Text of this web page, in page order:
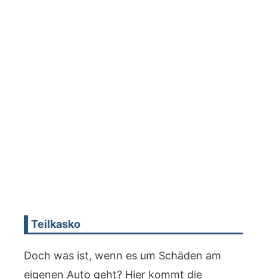
Teilkasko
Doch was ist, wenn es um Schäden am
eigenen Auto geht? Hier kommt die